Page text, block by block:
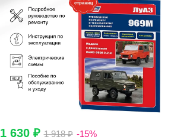
1 630 ₽1 918 ₽ -15%